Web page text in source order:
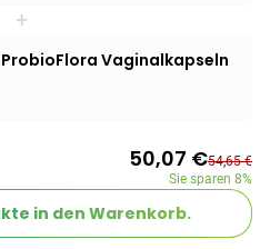
€ -7%
+
Vaginalkapseln
50,07 €54,65 €
Sie sparen 8%
in den Warenkorb.